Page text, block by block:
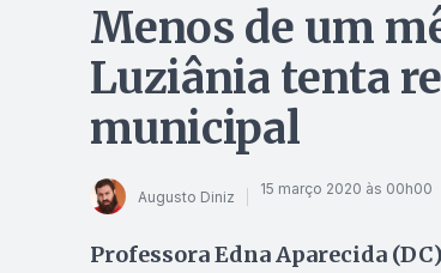
Menos de um
Luziânia tenta
municipal
Augusto Diniz 15 março 2020 às 00h00
Professora Edna Aparecida